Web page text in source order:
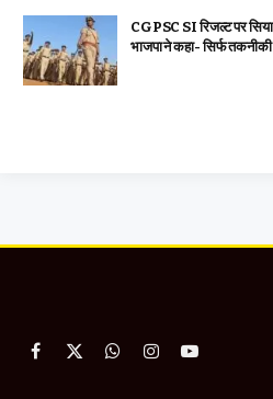
CGPSC SI रिजल्ट पर
भाजपा ने कहा- सिर्फ तकनीकी
Facebook
X
WhatsApp
InstagramYouTube